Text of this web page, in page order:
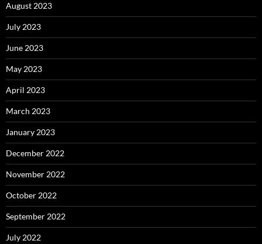
August 2023
July 2023
June 2023
May 2023
April 2023
March 2023
January 2023
December 2022
November 2022
October 2022
September 2022
July 2022